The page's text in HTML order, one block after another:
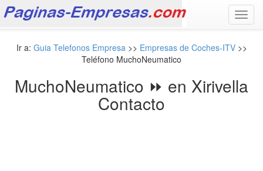
Ir a: Guia Telefonos Empresa>> Empresas de Coches-ITV>>
Teléfono MuchoNeumatico
MuchoNeumatico ⏩ en Xirivella
Contacto